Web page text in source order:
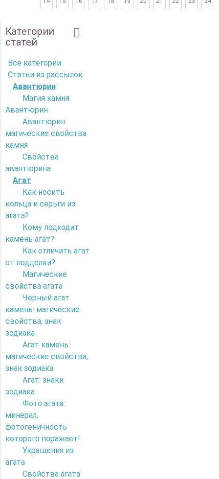
Категории
статей
Все категории
Статьи из рассылок
Авантюрин
Магия камня
Авантюрин
Авантюрин:
магические свойства
камня
Свойства
авантюрина
Агат
Как носить
кольца и серьги из
агата?
Кому подходит
камень агат?
Как отличить агат
от подделки?
Магические
свойства агата
Черный агат
камень: магические
свойства, знак
зодиака
Агат камень:
магические свойства,
знак зодиака
Агат: знаки
зодиака
Фото агата:
минерал,
фотогеничность
которого поражает!
Украшения из
агата
Свойства агата